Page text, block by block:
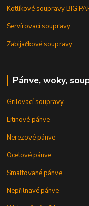
Kotlíkové soupravy BIG
Servírovací soupravy
Zabijačkové soupravy
Pánve, woky,
Grilovací soupravy
Litinové pánve
Nerezové pánve
Ocelové pánve
Smaltované pánve
Nepřilnavé pánve